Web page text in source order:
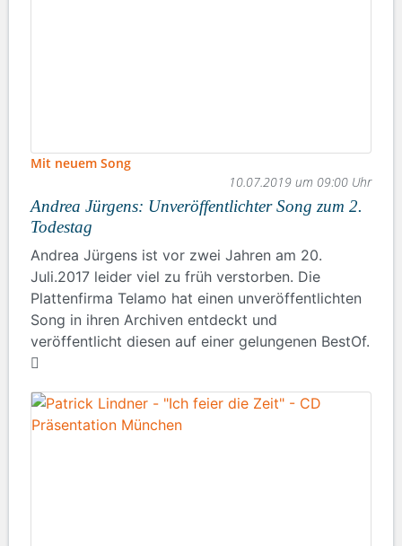
Mit neuem Song
10.07.2019 um 09:00 Uhr
Andrea Jürgens: Unveröffentlichter Song zum 2.
Todestag
Andrea Jürgens ist vor zwei Jahren am 20.
Juli.2017 leider viel zu früh verstorben. Die
Plattenfirma Telamo hat einen unveröffentlichten
Song in ihren Archiven entdeckt und
veröffentlicht diesen auf einer gelungenen BestOf.